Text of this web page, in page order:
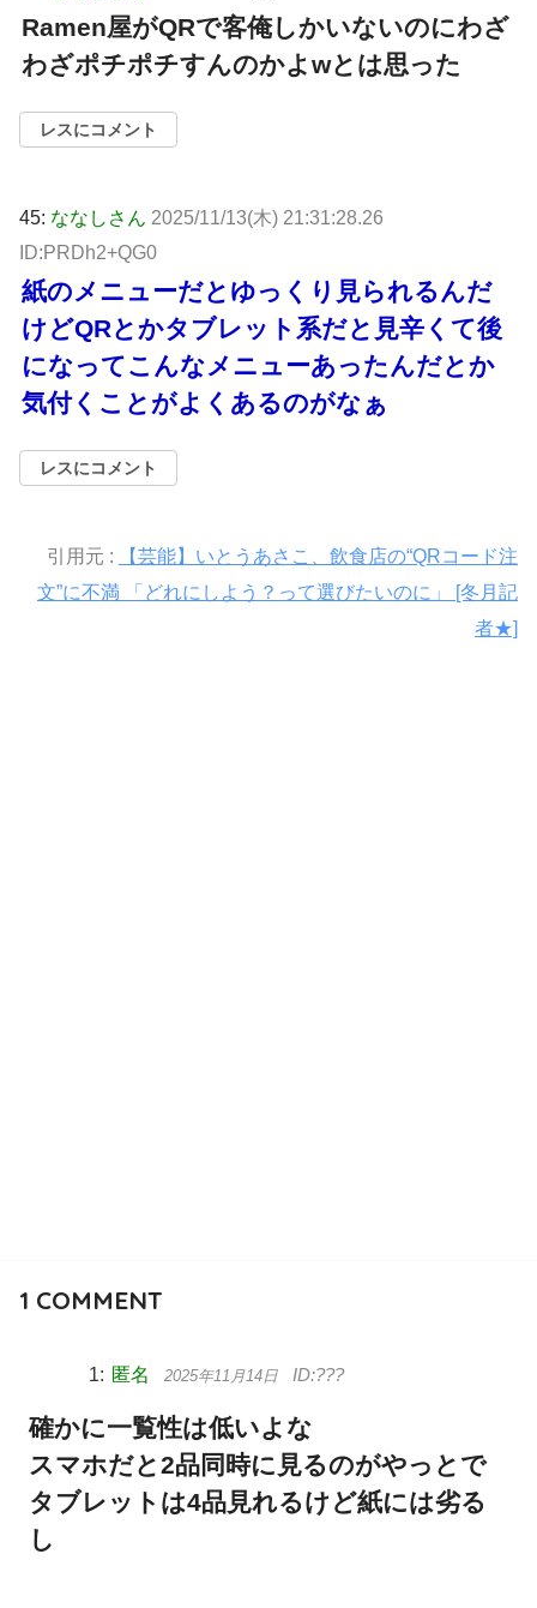
Ramen屋がQRで客俺しかいないのにわざ
わざポチポチすんのかよwとは思った
レスにコメント
45: ななしさん 2025/11/13(木) 21:31:28.26
ID:PRDh2+QG0
紙のメニューだとゆっくり見られるんだ
けどQRとかタブレット系だと見辛くて後
になってこんなメニューあったんだとか
気付くことがよくあるのがなぁ
レスにコメント
引用元 :
【芸能】いとうあさこ、飲食店の“QRコード注
文”に不満 「どれにしよう？って選びたいのに」 [冬月記
者★]
1 COMMENT
匿名 2025年11月14日
確かに一覧性は低いよな
スマホだと2品同時に見るのがやっとで
タブレットは4品見れるけど紙には劣る
し